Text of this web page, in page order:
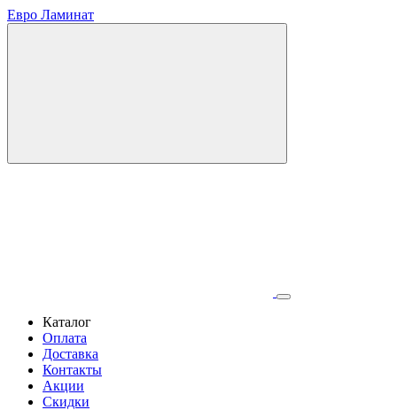
Евро Ламинат
Каталог
Оплата
Доставка
Контакты
Акции
Скидки